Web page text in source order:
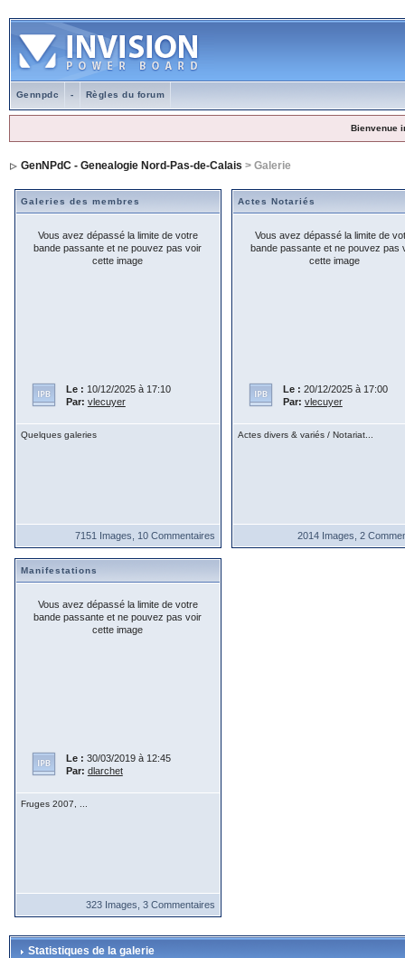
Gennpdc - Règles du forum
Bienvenue
GenNPdC - Genealogie Nord-Pas-de-Calais > Galerie
Galeries des membres
Vous avez dépassé la limite de votre
bande passante et ne pouvez pas voir
cette image
Le : 10/12/2025 à 17:10
Par: vlecuyer
Quelques galeries
7151 Images, 10 Commentaires
Actes Notariés
Vous avez dépassé la limite de
bande passante et ne pouvez pas
cette image
Le : 20/12/2025 à 17:00
Par: vlecuyer
Actes divers & variés / Notariat...
2014 Images, 2
Manifestations
Vous avez dépassé la limite de votre
bande passante et ne pouvez pas voir
cette image
Le : 30/03/2019 à 12:45
Par: dlarchet
Fruges 2007, ...
323 Images, 3 Commentaires
Statistiques de la galerie